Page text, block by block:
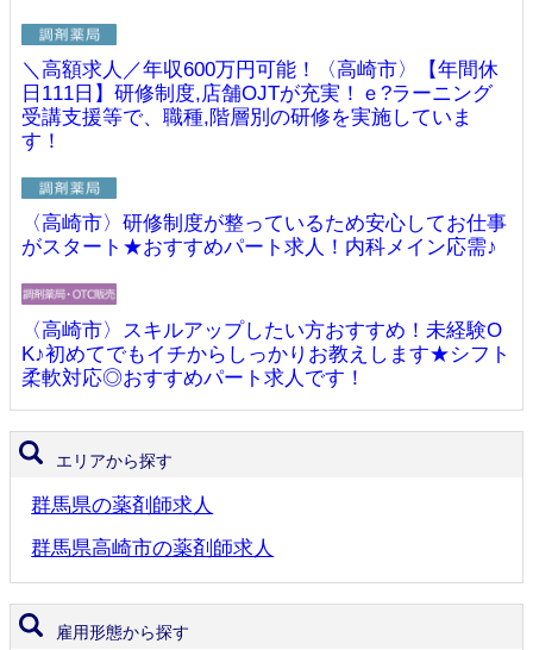
＼高額求人／年収600万円可能！〈高崎市〉【年間休
日111日】研修制度,店舗OJTが充実！ｅ?ラーニング
受講支援等で、職種,階層別の研修を実施していま
す！
〈高崎市〉研修制度が整っているため安心してお仕事
がスタート★おすすめパート求人！内科メイン応需♪
〈高崎市〉スキルアップしたい方おすすめ！未経験O
K♪初めてでもイチからしっかりお教えします★シフト
柔軟対応◎おすすめパート求人です！
エリアから探す
群馬県の薬剤師求人
群馬県高崎市の薬剤師求人
雇用形態から探す